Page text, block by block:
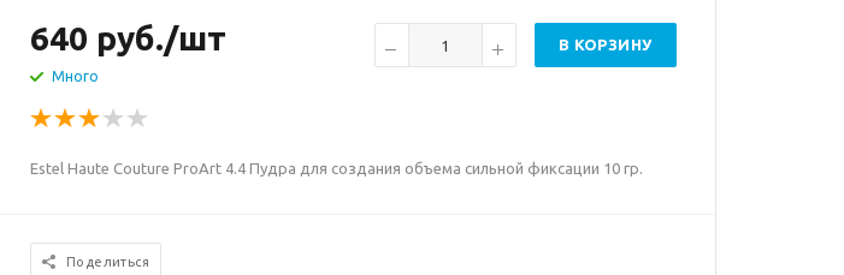
640 руб./шт
Много
В КОРЗИНУ
Estel Haute Couture ProArt 4.4 Пудра для создания объема сильной фиксации 10 гр.
Поделиться